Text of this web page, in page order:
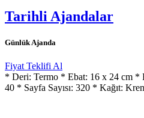
Tarihli Ajandalar
Günlük Ajanda
Fiyat Teklifi Al
* Deri: Termo * Ebat: 16 x 24 cm
40 * Sayfa Sayısı: 320 * Kağıt: